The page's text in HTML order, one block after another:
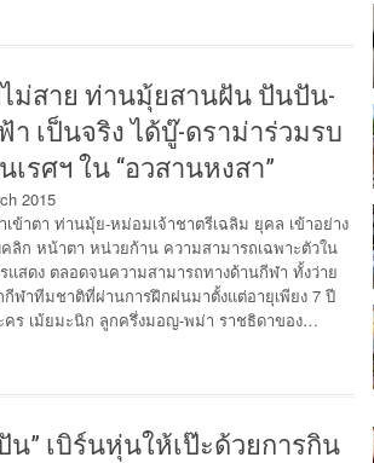
ไม่สาย ท่านมุ้ยสานฝัน ปันปัน-
า เป็นจริง ได้บู๊-ดราม่าร่วมรบ
เรศฯ ใน “อวสานหงสา”
2015
เข้าตา ท่านมุ้ย-หม่อมเจ้าชาตรีเฉลิม ยุคล เข้าอย่าง
ลิก หน้าตา หน่วยก้าน ความสามารถเฉพาะตัวใน
รแสดง ตลอดจนความสามารถทางด้านกีฬา ทั้งว่าย
ฬาทีมชาติที่ผ่านการฝึกฝนมาตั้งแต่อายุเพียง 7 ปี
คร เม้ยมะนิก ลูกครึ่งมอญ-พม่า ราชธิดาของ…
น” เบิร์นหุ่นให้เป๊ะด้วยการกิน